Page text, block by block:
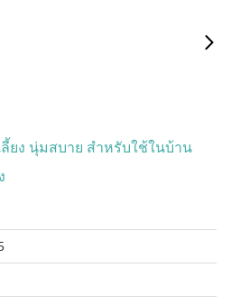
ยง นุ่มสบาย สำหรับใช้ในบ้าน